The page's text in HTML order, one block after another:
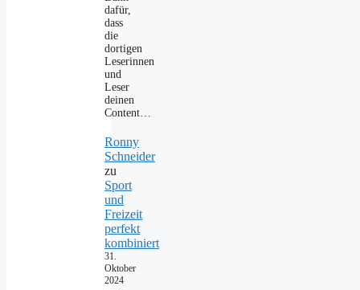
dafür,
dass
die
dortigen
Leserinnen
und
Leser
deinen
Content…
Ronny
Schneider
zu
Sport
und
Freizeit
perfekt
kombiniert
31.
Oktober
2024